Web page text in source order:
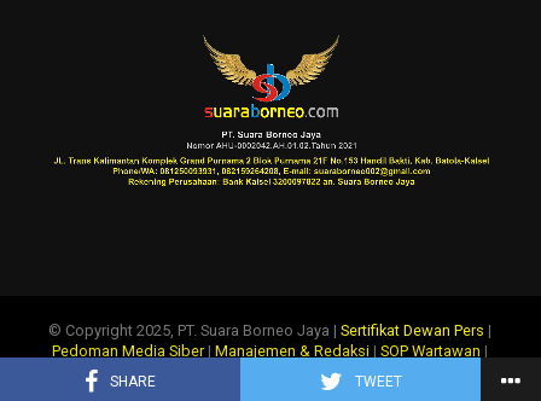
SHARE TWEET
© Copyright 2025, PT. Suara Borneo Jaya |Sertifikat Dewan Pers |
Pedoman Media Siber|Manajemen & Redaksi |SOP Wartawan |
Tentang Kami|Info Iklan